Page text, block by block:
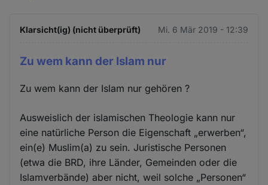
Klarsicht(ig) (nicht überprüft) Mi. 6 Mär 2019 - 12:39
Zu wem kann der Islam nur
Zu wem kann der Islam nur gehören ?
Ausweislich der islamischen Theologie kann nur
eine natürliche Person die Eigenschaft „erwerben“,
ein(e) Muslim(a) zu sein. Juristische Personen
(etwa die BRD, ihre Länder, Gemeinden oder die
Islamverbände) aber nicht, weil solche „Personen“